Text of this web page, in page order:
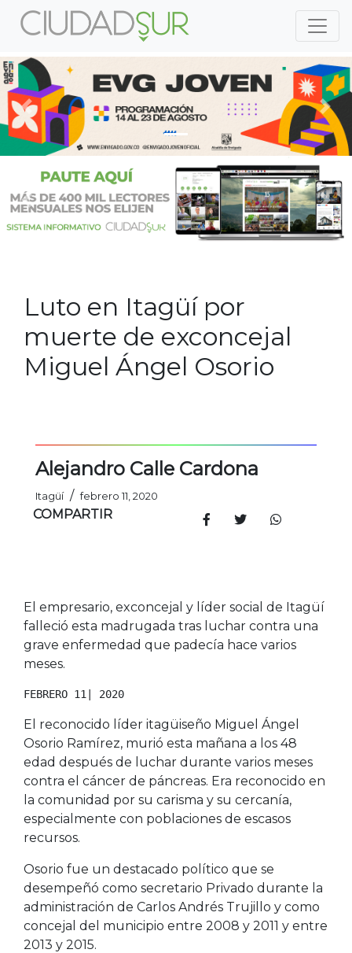
Previous
Previous
Luto en Itagüí por
muerte de exconcejal
Miguel Ángel Osorio
Alejandro Calle Cardona
Itagüí / febrero 11, 2020
COMPARTIR
El empresario, exconcejal y líder social de Itagüí
falleció esta madrugada tras luchar contra una
grave enfermedad que padecía hace varios
meses.
FEBRERO 11| 2020
El reconocido líder itagüiseño Miguel Ángel
Osorio Ramírez, murió esta mañana a los 48
edad después de luchar durante varios meses
contra el cáncer de páncreas. Era reconocido en
la comunidad por su carisma y su cercanía,
especialmente con poblaciones de escasos
recursos.
Osorio fue un destacado político que se
desempeñó como secretario Privado durante la
administración de Carlos Andrés Trujillo y como
concejal del municipio entre 2008 y 2011 y entre
2013 y 2015.